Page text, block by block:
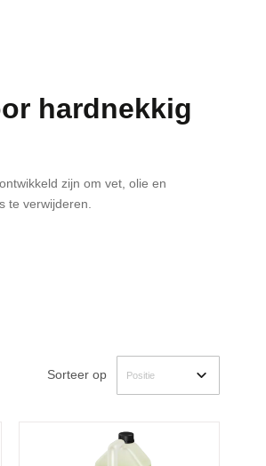
hardnekkig
zijn om vet, olie en
te verwijderen.
Sorteer op